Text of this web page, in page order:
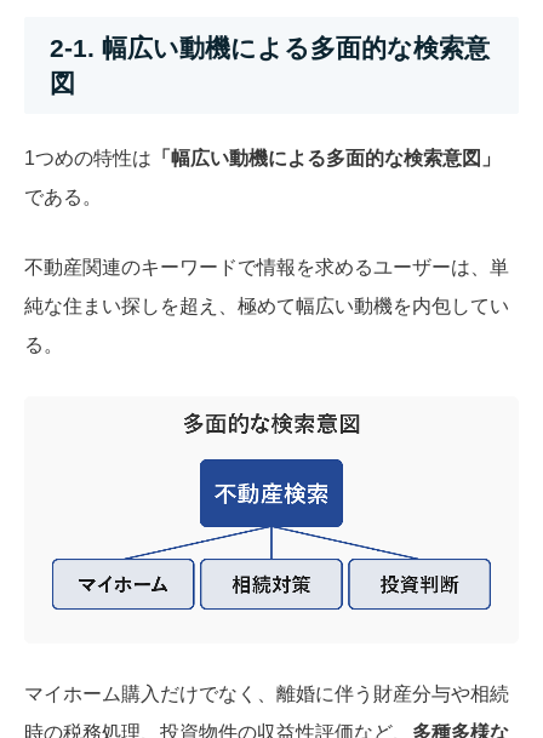
2-1. 幅広い動機による多面的な検索意
図
1つめの特性は 「幅広い動機による多面的な検索意図」
である。
不動産関連のキーワードで情報を求めるユーザーは、単
純な住まい探しを超え、極めて幅広い動機を内包してい
る。
マイホーム購入だけでなく、離婚に伴う財産分与や相続
時の税務処理、投資物件の収益性評価など、 多種多様な